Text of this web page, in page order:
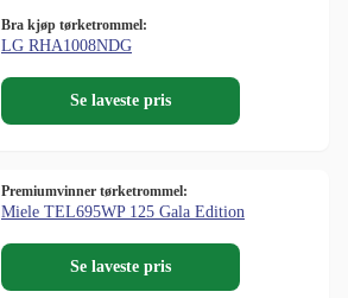
Bra kjøp tørketrommel:
LG RHA1008NDG
Se laveste pris
Premiumvinner tørketrommel:
Miele TEL695WP 125 Gala Edition
Se laveste pris